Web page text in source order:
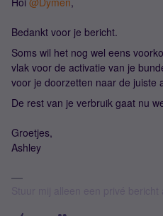
Bedankt voor je bericht.
Soms wil het nog wel eens
vlak voor de activatie van je
voor je doorzetten naar de juiste
De rest van je verbruik gaat nu
Groetjes,
Ashley